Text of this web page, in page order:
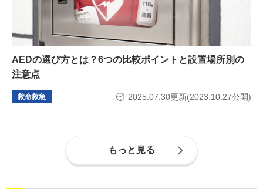
AEDの選び方とは？6つの比較ポイントと設置場所別の
注意点
救命救急 2025.07.30更新(2023.10.27公開)
もっと見る